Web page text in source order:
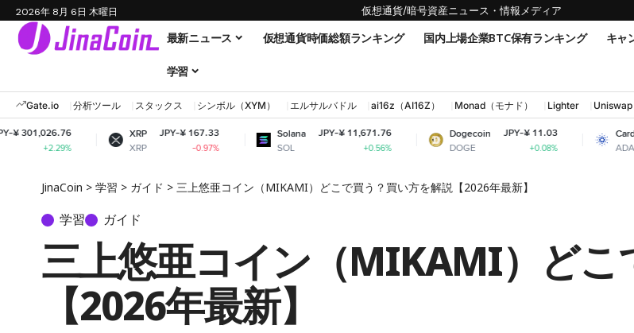
2026年 8月 6日 木曜日 仮想通貨/暗号資産ニュース・情報メディア
最新ニュース 仮想通貨時価総額ランキング 国内上場企業BTC保有ランキング キャ
学習
Gate.io 分析ツール スタックス シンボル（XYM） エルサルバドル ai16z（AI16Z） Monad（モナド） Lighter Uniswap
JPY-¥ 167.33
-0.97%
JPY-¥ 11,671.76
Dogecoin
JPY-¥ 11.03
+0.08%
JPY-
JinaCoin > 学習 > ガイド > 三上悠亜コイン（MIKAMI）どこで買う？買い方を解説【2026年最新】
学習 ガイド
三上悠亜コイン（MIKAMI）どこ
【2026年最新】